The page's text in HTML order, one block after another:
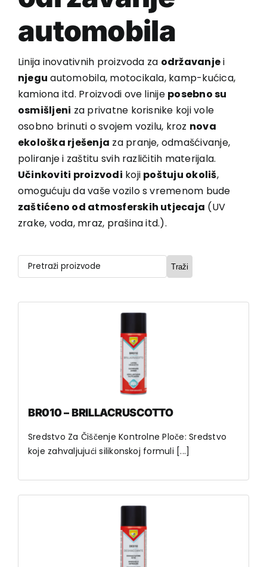
automobila
Linija inovativnih proizvoda za održavanjei
njegu automobila, motocikala, kamp-kućica,
kamiona itd. Proizvodi ove linije posebno su
osmišljeni za privatne korisnike koji vole
osobno brinuti o svojem vozilu, kroz nova
ekološka rješenja za pranje, odmašćivanje,
poliranje i zaštitu svih različitih materijala.
Učinkoviti proizvodi koji poštuju okoliš,
omogućuju da vaše vozilo s vremenom bude
zaštićeno od atmosferskih utjecaja (UV
zrake, voda, mraz, prašina itd.).
Traži
BR010 – BRILLACRUSCOTTO
Sredstvo Za Čiščenje Kontrolne Ploče: Sredstvo
koje zahvaljujući silikonskoj formuli [...]